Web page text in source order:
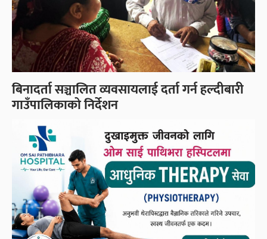
बिनादर्ता सञ्चालित व्यवसायलाई दर्ता गर्न हल्दीबारी
गाउँपालिकाको निर्देशन